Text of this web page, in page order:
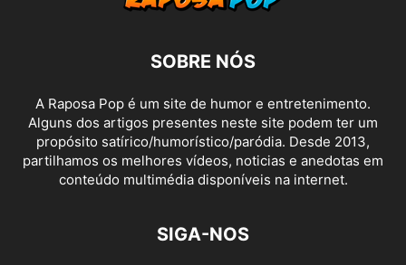
SOBRE NÓS
A Raposa Pop é um site de humor e entretenimento.
Alguns dos artigos presentes neste site podem ter um
propósito satírico/humorístico/paródia. Desde 2013,
partilhamos os melhores vídeos, noticias e anedotas em
conteúdo multimédia disponíveis na internet.
SIGA-NOS